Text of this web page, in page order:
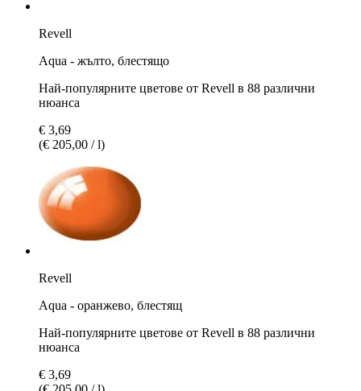
Revell
Aqua - жълто, блестящо
Най-популярните цветове от Revell в 88 различни
нюанса
€ 3,69
(€ 205,00 / l)
Revell
Aqua - оранжево, блестящ
Най-популярните цветове от Revell в 88 различни
нюанса
€ 3,69